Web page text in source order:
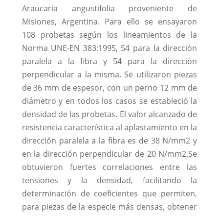
Araucaria angustifolia proveniente de
Misiones, Argentina. Para ello se ensayaron
108 probetas según los lineamientos de la
Norma UNE-EN 383:1995, 54 para la dirección
paralela a la fibra y 54 para la dirección
perpendicular a la misma. Se utilizaron piezas
de 36 mm de espesor, con un perno 12 mm de
diámetro y en todos los casos se estableció la
densidad de las probetas. El valor alcanzado de
resistencia característica al aplastamiento en la
dirección paralela a la fibra es de 38 N/mm2 y
en la dirección perpendicular de 20 N/mm2.Se
obtuvieron fuertes correlaciones entre las
tensiones y la densidad, facilitando la
determinación de coeficientes que permiten,
para piezas de la especie más densas, obtener